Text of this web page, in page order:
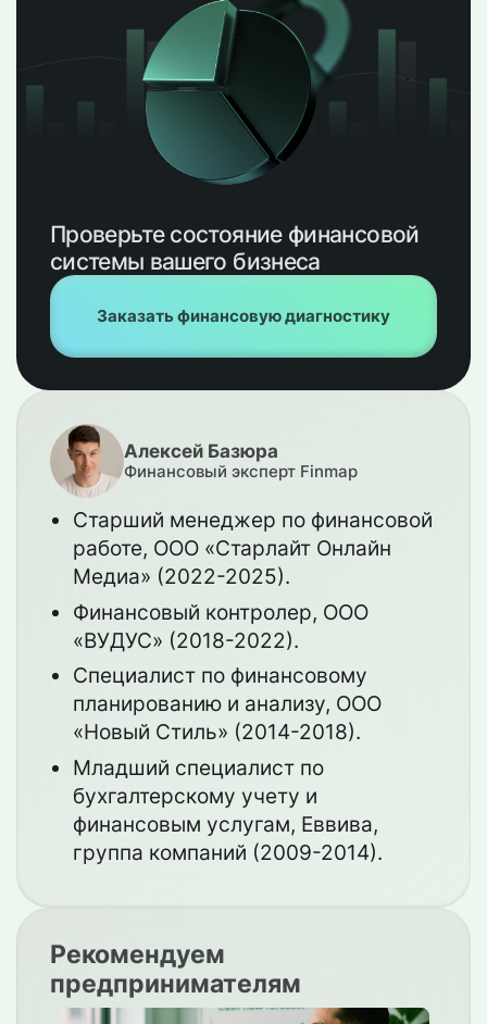
Проверьте состояние финансовой
системы вашего бизнеса
Заказать финансовую диагностику
Алексей Базюра
Финансовый эксперт Finmap
Старший менеджер по финансовой
работе, ООО «Старлайт Онлайн
Медиа» (2022-2025).
Финансовый контролер, ООО
«ВУДУС» (2018-2022).
Специалист по финансовому
планированию и анализу, ООО
«Новый Стиль» (2014-2018).
Младший специалист по
бухгалтерскому учету и
финансовым услугам, Еввива,
группа компаний (2009-2014).
Рекомендуем
предпринимателям